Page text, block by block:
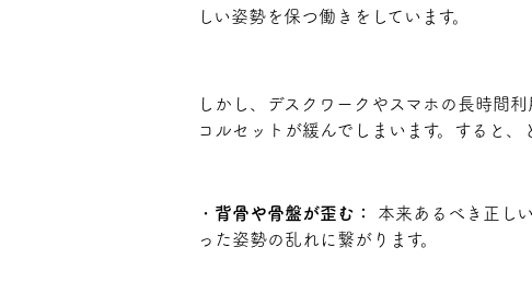
しい姿勢を保つ働きをしています。
しかし、デスクワークやスマホの長時間
コルセットが緩んでしまいます。すると、
・ 背骨や骨盤が歪む：
本来あるべき正し
った姿勢の乱れに繋がります。